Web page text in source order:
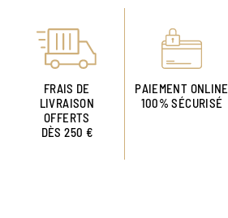
FRAIS DE
LIVRAISON
OFFERTS
DÈS 250 €
PAIEMENT ONLINE
100% SÉCURISÉ